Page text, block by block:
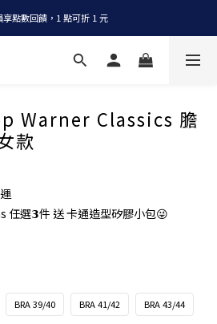
滿 NT$1200，即享免運
享點數回饋，1 點可折 1 元
費滿 NT$1200，即享免運
Warner Classics 膽
款
任選𝟯件 送 卡通造型矽膠小包😜
BRA 39/40 BRA 41/42 BRA 43/44